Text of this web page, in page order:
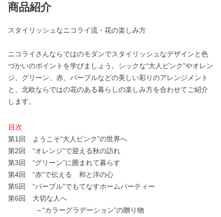
商品紹介
スタイリッシュなニコライ流・花の楽しみ方
ニコライさんならではのモダンでスタイリッシュなデザインと色
づかいのポイントを学びましょう。シックな“大人ピンク”やオレン
ジ、グリーン、赤、パープルなどの美しい彩りのアレンジメント
と、北欧ならではの花のある暮らしの楽しみ方を合わせてご紹介
します。
目次
第1回 ようこそ“大人ピンク”の世界へ
第2回 “オレンジ”で迎える秋の訪れ
第3回 “グリーン”に囲まれて暮らす
第4回 “赤”で伝える 和と洋の心
第5回 “パープル”でもてなすホームパーティー
第6回 大切な人へ
～“カラーグラデーション”の贈り物